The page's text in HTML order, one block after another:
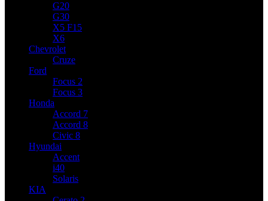
G20
G30
X5 F15
X6
Chevrolet
Cruze
Ford
Focus 2
Focus 3
Honda
Accord 7
Accord 8
Civic 8
Hyundai
Accent
i40
Solaris
KIA